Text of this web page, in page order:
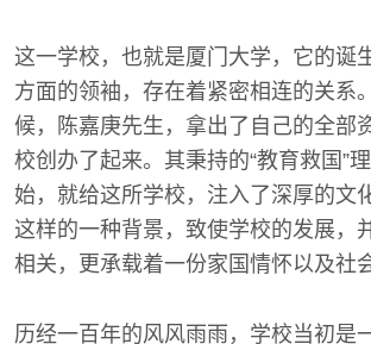
这一学校，也就是厦门大学，它的诞
方面的领袖，存在着紧密相连的关系
候，陈嘉庚先生，拿出了自己的全部
校创办了起来。其秉持的“教育救国”
始，就给这所学校，注入了深厚的文
这样的一种背景，致使学校的发展，
相关，更承载着一份家国情怀以及社
历经一百年的风风雨雨，学校当初是